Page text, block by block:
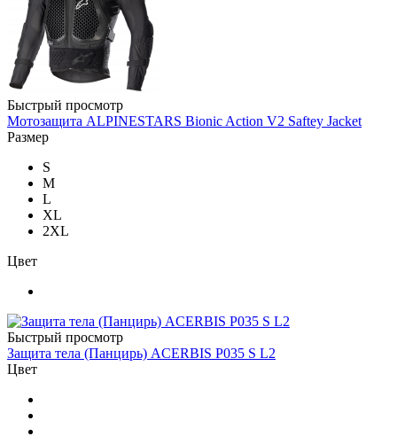
Быстрый просмотр
Мотозащита ALPINESTARS Bionic Action V2 Saftey Jacket
Размер
S
M
L
XL
2XL
Цвет
Быстрый просмотр
Защита тела (Панцирь) ACERBIS P035 S L2
Цвет